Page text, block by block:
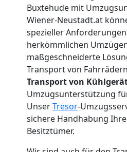
Buxtehude mit
Wiener-Neustadt.at
spezieller
herkömmlichen
maßgeschneiderte
Transport von
Transport von
Umzugsunterstützung
UnserTresor-
sichere Handhabung
Besitztümer.
Neustadt
Beiladung
Wiener
Neustadt
Mini